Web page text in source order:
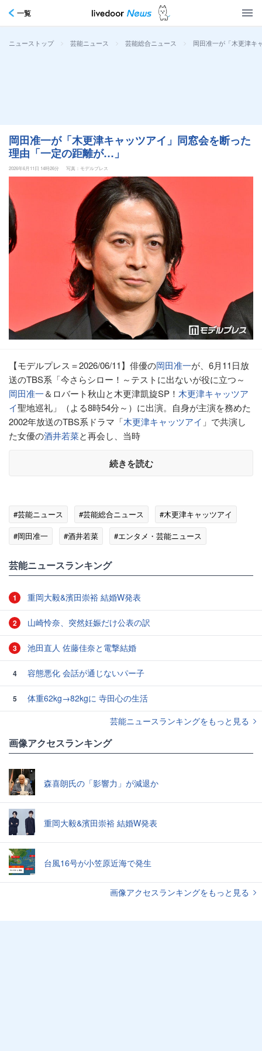
一覧
ニューストップ > 芸能ニュース > 芸能総合ニュース > 岡田准一が「木更津キ
岡田准一が「木更津キャッツアイ」同窓会を断った
理由「一定の距離が…」
2026年6月11日 14時26分 写真：モデルプレス
【モデルプレス＝2026/06/11】俳優の岡田准一が、6月11日放
送のTBS系「今さらシロー！～テストに出ないが役に立つ～
岡田准一＆ロバート秋山と木更津凱旋SP！ 木更津キャッツア
イ聖地巡礼」（よる8時54分～）に出演。自身が主演を務めた
2002年放送のTBS系ドラマ「木更津キャッツアイ 」で共演し
た女優の酒井若菜と再会し、当時
続きを読む
#芸能ニュース #芸能総合ニュース
#木更津キャッツアイ
#岡田准一
#酒井若菜 #エンタメ・芸能ニュース
芸能ニュースランキング
1 重岡大毅&濱田崇裕 結婚W発表
2 山崎怜奈、突然妊娠だけ公表の訳
3 池田直人 佐藤佳奈と電撃結婚
4 容態悪化 会話が通じないパー子
5
体重62kg→82kgに 寺田心の生活
芸能ニュースランキングをもっと見る
画像アクセスランキング
森喜朗氏の「影響力」が減退か
重岡大毅&濱田崇裕 結婚W発表
台風16号が小笠原近海で発生
画像アクセスランキングをもっと見る